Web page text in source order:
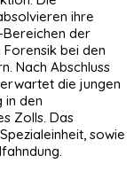
ihre
Bereichen der
bei den
Nach Abschluss
die jungen
in den
Zolls. Das
sowie